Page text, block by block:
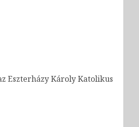
Eszterházy Károly Katolikus